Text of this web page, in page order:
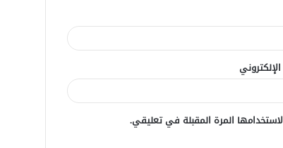
المرة المقبلة في تعليقي.